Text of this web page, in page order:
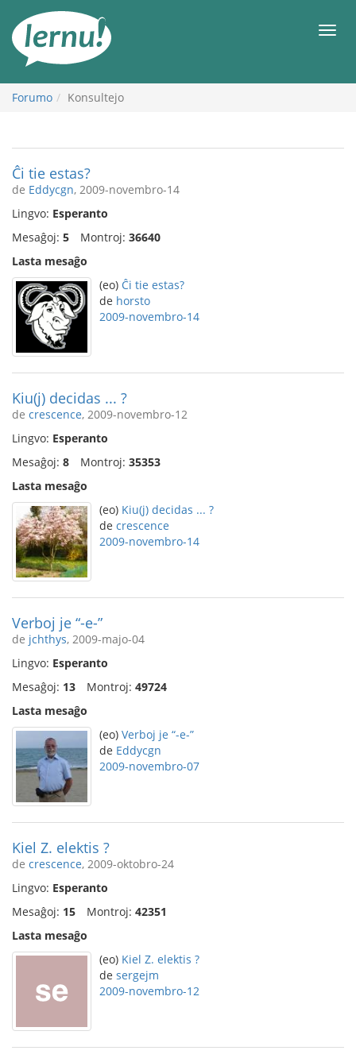
enhavo
Forumo Konsultejo
Ĉi tie estas?
de Eddycgn, 2009-novembro-14
Lingvo: Esperanto
Mesaĝoj: 5 Montroj: 36640
Lasta mesaĝo
(eo) Ĉi tie estas?
de horsto
2009-novembro-14
Kiu(j) decidas ... ?
de crescence, 2009-novembro-12
Lingvo: Esperanto
Mesaĝoj: 8 Montroj: 35353
Lasta mesaĝo
(eo) Kiu(j) decidas ... ?
de crescence
2009-novembro-14
Verboj je “-e-”
de jchthys, 2009-majo-04
Lingvo: Esperanto
Mesaĝoj: 13 Montroj: 49724
Lasta mesaĝo
(eo) Verboj je “-e-”
de Eddycgn
2009-novembro-07
Kiel Z. elektis ?
de crescence, 2009-oktobro-24
Lingvo: Esperanto
Mesaĝoj: 15 Montroj: 42351
Lasta mesaĝo
(eo) Kiel Z. elektis ?
de sergejm
2009-novembro-12